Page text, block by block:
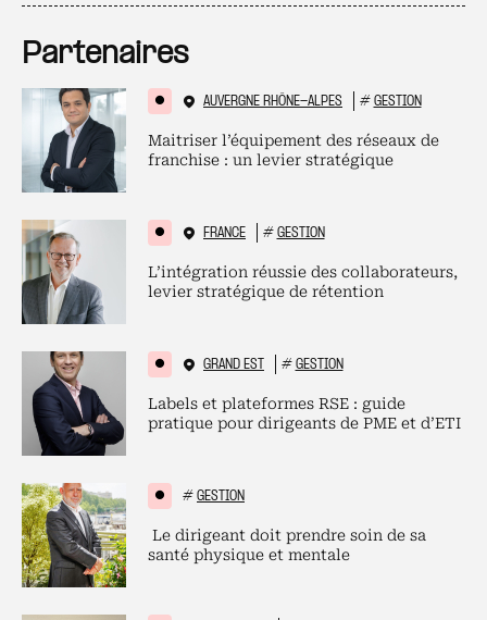
Partenaires
AUVERGNE RHÔNE-ALPES # GESTION
Maitriser l’équipement des réseaux de
franchise : un levier stratégique
FRANCE # GESTION
L’intégration réussie des collaborateurs,
levier stratégique de rétention
GRAND EST # GESTION
Labels et plateformes RSE : guide
pratique pour dirigeants de PME et d’ETI
# GESTION
Le dirigeant doit prendre soin de sa
santé physique et mentale